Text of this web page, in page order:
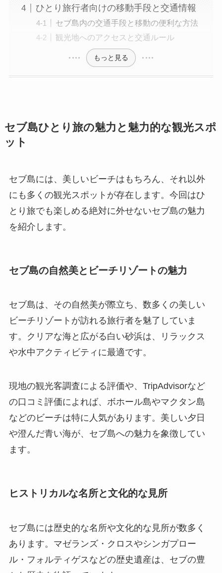
ひとり旅行者向けの移動手段と交通情報
セブ島内の交通手段と移動の便利な方法
観光地へのアクセスと交通ルール
もっと見る
セブ島ひとり旅の魅力と魅力的な観光スポ
ット
セブ島には、美しいビーチはもちろん、それ以外
にも多くの観光スポットが存在します。今回はひ
とり旅でも楽しめる絶対に外せないセブ島の魅力
を紹介します。
セブ島の自然美とビーチリゾートの魅力
セブ島は、その自然美が際立ち、数多くの美しい
ビーチリゾートが訪れる旅行者を魅了していま
す。クリアな海と広がる白い砂浜は、リラックス
や水中アクティビティに最適です。
現地の観光客調査による評価や、TripAdvisorなど
の口コミ評価によれば、ボホール島やマクタン島
などのビーチは特に人気があります。美しい夕日
や澄んだ青い海が、セブ島への魅力を象徴してい
ます。
ヒストリカルな名所と文化的な見所
セブ島には歴史的な名所や文化的な見所が数多く
あります。マゼランズ・クロスやシンガプロー
ル・フォルティゲスなどの歴史遺産は、セブの豊